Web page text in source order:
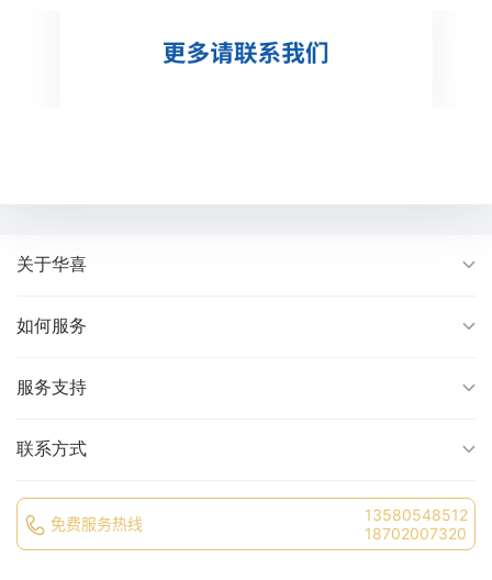
关于华喜
如何服务
服务支持
联系方式
免费服务热线
13580548512
18702007320